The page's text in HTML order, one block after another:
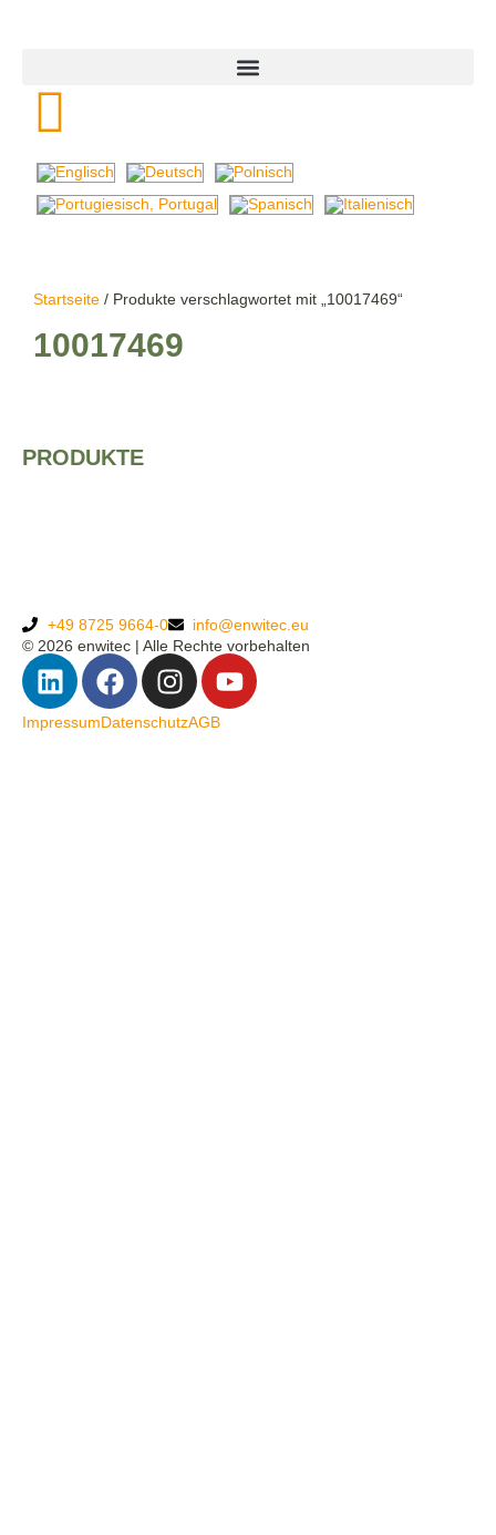
Startseite / Produkte verschlagwortet mit „10017469“
10017469
PRODUKTE
+49 8725 9664-0
info@enwitec.eu
© 2026 enwitec | Alle Rechte vorbehalten
ImpressumDatenschutzAGB